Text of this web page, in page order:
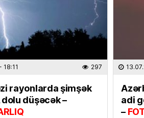
Ulduz
18:11 297
rayonlarda şimşək
düşəcək –
adi
–